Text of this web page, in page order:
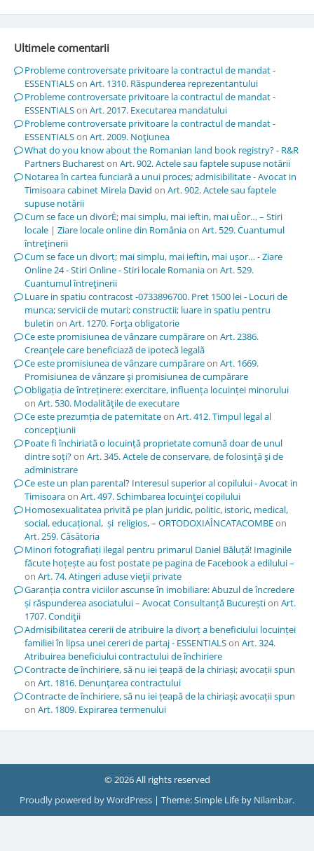
Ultimele comentarii
Probleme controversate privitoare la contractul de mandat -
ESSENTIALSon Art. 1310. Răspunderea reprezentantului
Probleme controversate privitoare la contractul de mandat -
ESSENTIALSon Art. 2017. Executarea mandatului
Probleme controversate privitoare la contractul de mandat -
ESSENTIALSon Art. 2009. Noţiunea
What do you know about the Romanian land book registry? - R&R
Partners Buchareston Art. 902. Actele sau faptele supuse notării
Notarea în cartea funciară a unui proces; admisibilitate - Avocat in
Timisoara cabinet Mirela David on Art. 902. Actele sau faptele
supuse notării
Cum se face un divorÈ; mai simplu, mai ieftin, mai uÈor… – Stiri
locale | Ziare locale online din Româniaon Art. 529. Cuantumul
întreţinerii
Cum se face un divorț; mai simplu, mai ieftin, mai ușor… - Ziare
Online 24 - Stiri Online - Stiri locale Romaniaon Art. 529.
Cuantumul întreţinerii
Luare in spatiu contracost -0733896700. Pret 1500 lei - Locuri de
munca; servicii de mutari; constructii; luare in spatiu pentru
buletin on Art. 1270. Forţa obligatorie
Ce este promisiunea de vânzare cumpărareon Art. 2386.
Creanţele care beneficiază de ipotecă legală
Ce este promisiunea de vânzare cumpărareon Art. 1669.
Promisiunea de vânzare şi promisiunea de cumpărare
Obligația de întreținere: exercitare, influența locuinței minorului
on Art. 530. Modalităţile de executare
Ce este prezumția de paternitateon Art. 412. Timpul legal al
concepţiunii
Poate fi închiriată o locuință proprietate comună doar de unul
dintre soți?on Art. 345. Actele de conservare, de folosinţă şi de
administrare
Ce este un plan parental? Interesul superior al copilului - Avocat in
Timisoaraon Art. 497. Schimbarea locuinţei copilului
Homosexualitatea privită pe plan juridic, politic, istoric, medical,
social, educațional, și religios, – ORTODOXIAÎNCATACOMBEon
Art. 259. Căsătoria
Minori fotografiați ilegal pentru primarul Daniel Băluță! Imaginile
făcute hoțește au fost postate pe pagina de Facebook a edilului –
on Art. 74. Atingeri aduse vieţii private
Garanția contra viciilor ascunse în imobiliare: Abuzul de încredere
și răspunderea asociatului – Avocat Consultanță Bucureștion Art.
1707. Condiţii
Admisibilitatea cererii de atribuire la divorț a beneficiului locuinței
familiei în lipsa unei cereri de partaj - ESSENTIALSon Art. 324.
Atribuirea beneficiului contractului de închiriere
Contracte de închiriere, să nu iei țeapă de la chiriași; avocații spun
on Art. 1816. Denunţarea contractului
Contracte de închiriere, să nu iei țeapă de la chiriași; avocații spun
on Art. 1809. Expirarea termenului
© 2026 All rights reserved
Proudly powered by WordPress | Theme: Simple Life by Nilambar.